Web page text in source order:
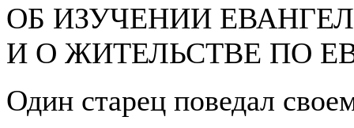
ОБ ИЗУЧЕНИИ
И О ЖИТЕЛЬСТВЕ ПО
Один старец поведал